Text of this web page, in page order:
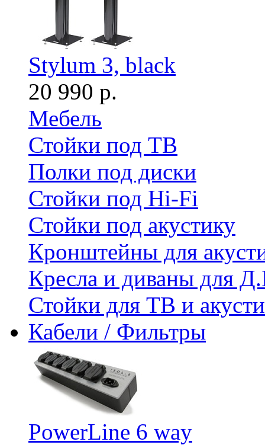
Stylum 3, black
20 990 р.
Мебель
Стойки под ТВ
Полки под диски
Стойки под Hi-Fi
Стойки под акустику
Кронштейны для
Кресла и диваны для
Стойки для ТВ и
Кабели / Фильтры
PowerLine 6 way